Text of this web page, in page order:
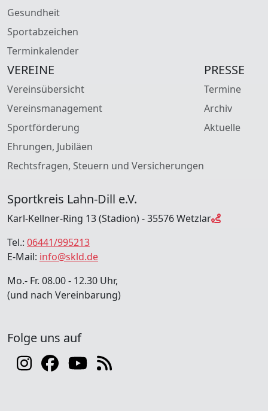
Gesundheit
Sportabzeichen
Terminkalender
VEREINE
Vereinsübersicht
Vereinsmanagement
Sportförderung
Ehrungen, Jubiläen
Rechtsfragen, Steuern und Versicherungen
PRESSE
Termine
Archiv
Aktuelle
Sportkreis Lahn-Dill e.V.
Karl-Kellner-Ring 13 (Stadion) - 35576 Wetzlar
Tel.: 06441/995213
E-Mail: info@skld.de
Mo.- Fr. 08.00 - 12.30 Uhr,
(und nach Vereinbarung)
Folge uns auf